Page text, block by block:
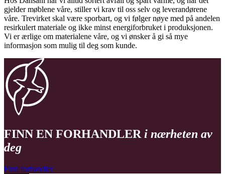
gjelder møblene våre, stiller vi krav til oss selv og leverandørene
våre. Trevirket skal være sporbart, og vi følger nøye med på andelen
resirkulert materiale og ikke minst energiforbruket i produksjonen.
Vi er ærlige om materialene våre, og vi ønsker å gi så mye
informasjon som mulig til deg som kunde.
FINN EN FORHANDLER i nærheten av
deg
Finn forhandler